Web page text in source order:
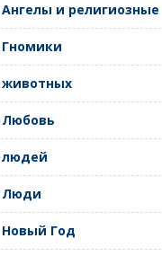
и религиозные
животных
людей
Люди
Год